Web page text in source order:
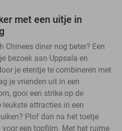
met een uitje in
diner nog beter? Een
bezoek aan Uppsala en
je etentje te combineren met
je vrienden uit in een
gooi een strike op de
attracties in een
Plof dan na het toetje
een topfilm. Met het ruime